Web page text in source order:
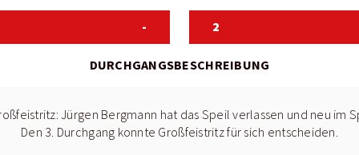
- 2
DURCHGANGSBESCHREIBUNG
Jürgen Bergmann hat das Speil verlassen und neu im
Den 3. Durchgang konnte Großfeistritz für sich entscheiden.